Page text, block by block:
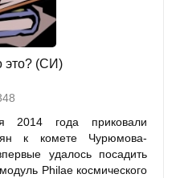
это? (СИ)
2014 года приковали
к комете Чурюмова-
удалось посадить
Philae космического